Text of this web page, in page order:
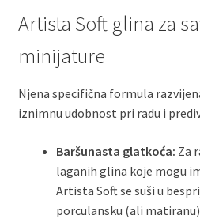
Artista Soft glina za
minijature
Njena specifična formula
iznimnu udobnost pri radu i
Baršunasta glatkoća: Za
laganih glina koje mogu
Artista Soft se suši u
porculansku (ali